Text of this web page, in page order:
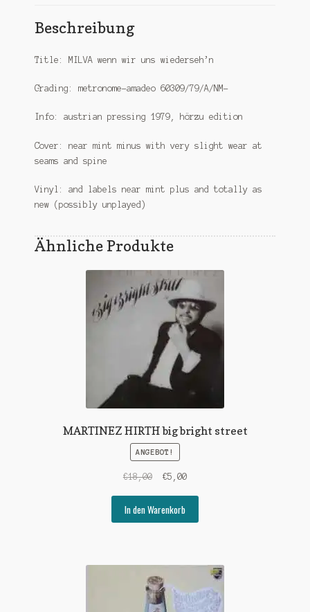
Beschreibung
Title: MILVA wenn wir uns wiederseh’n
Grading: metronome-amadeo 60309/79/A/NM-
Info: austrian pressing 1979, hörzu edition
Cover: near mint minus with very slight wear at
seams and spine
Vinyl: and labels near mint plus and totally as
new (possibly unplayed)
Ähnliche Produkte
MARTINEZ HIRTH big bright street
ANGEBOT!
€18,00
Ursprünglicher
war:
€18,00
€5,00Aktueller
€5,00.
In den Warenkorb